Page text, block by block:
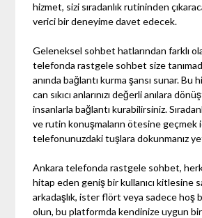
hizmet, sizi sıradanlık rutininden
verici bir deneyime davet edecek.
Geleneksel sohbet hatlarından farklı
telefonda rastgele sohbet size
anında bağlantı kurma şansı sunar. Bu
can sıkıcı anlarınızı değerli anılara
insanlarla bağlantı kurabilirsiniz.
ve rutin konuşmaların ötesine geçmek
telefonunuzdaki tuşlara dokunmanız
Ankara telefonda rastgele sohbet,
hitap eden geniş bir kullanıcı kitlesine
arkadaşlık, ister flört veya sadece hoş
olun, bu platformda kendinize uygun